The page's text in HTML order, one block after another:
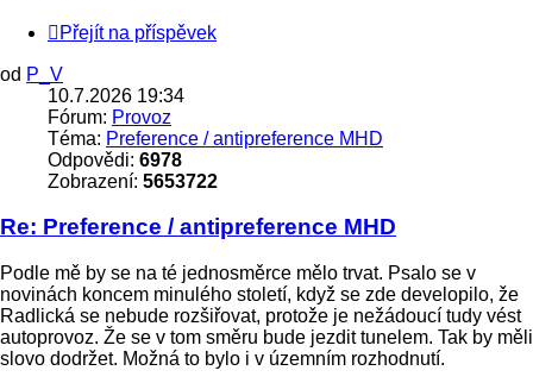
Přejít na příspěvek
od P_V
10.7.2026 19:34
Fórum: Provoz
Téma: Preference / antipreference MHD
Odpovědi: 6978
Zobrazení: 5653722
Re: Preference / antipreference MHD
Podle mě by se na té jednosměrce mělo trvat. Psalo se v
novinách koncem minulého století, když se zde developilo, že
Radlická se nebude rozšiřovat, protože je nežádoucí tudy vést
autoprovoz. Že se v tom směru bude jezdit tunelem. Tak by měli
slovo dodržet. Možná to bylo i v územním rozhodnutí.